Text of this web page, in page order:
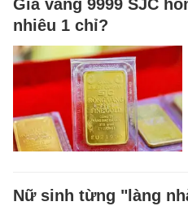
Giá vàng 9999 SJC
nhiêu 1 chỉ?
Nữ sinh từng "làng